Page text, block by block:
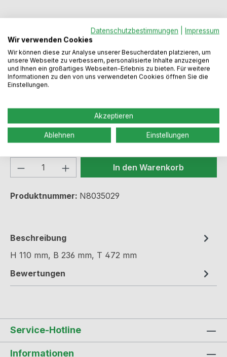
Regulärer Preis:
104,99 €
Preise inkl. MwSt. zzgl. Versandkosten
Sofort verfügbar, Lieferzeit: 2-5 Werktage
Produkt Anzahl: Gib denIn den Warenkorb
Produktnummer: N8035029
Beschreibung
H 110 mm, B 236 mm, T 472 mm
Bewertungen
Service-Hotline
Informationen
Datenschutzbestimmungen
Impressum
Wir verwenden Cookies
Wir können diese zur Analyse unserer Besucherdaten platzieren, um
unsere Webseite zu verbessern, personalisierte Inhalte anzuzeigen
und Ihnen ein großartiges Webseiten-Erlebnis zu bieten. Für weitere
Informationen zu den von uns verwendeten Cookies öffnen Sie die
Einstellungen.
Akzeptieren
Ablehnen Einstellungen